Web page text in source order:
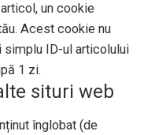
un cookie
Acest cookie nu
simplu ID-ul articolului
1 zi.
situri web
înglobat (de